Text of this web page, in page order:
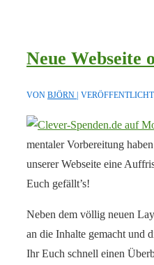
Neue Webseite
VON BJÖRN
mentaler Vorbereitung
unserer Webseite eine
Euch gefällt’s!
Neben dem völlig neuen
an die Inhalte gemacht und
Ihr Euch schnell einen